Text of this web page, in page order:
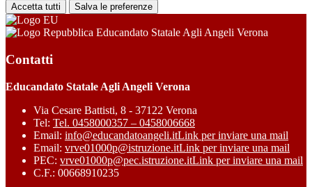
Accetta tutti Salva le preferenze
Educandato Statale Agli Angeli Verona
Contatti
Educandato Statale Agli Angeli Verona
Via Cesare Battisti, 8 - 37122 Verona
Tel: Tel. 0458000357 – 0458006668
Email: info@educandatoangeli.itLink per inviare una mail
Email: vrve01000p@istruzione.itLink per inviare una mail
PEC: vrve01000p@pec.istruzione.itLink per inviare una mail
C.F.: 00668910235